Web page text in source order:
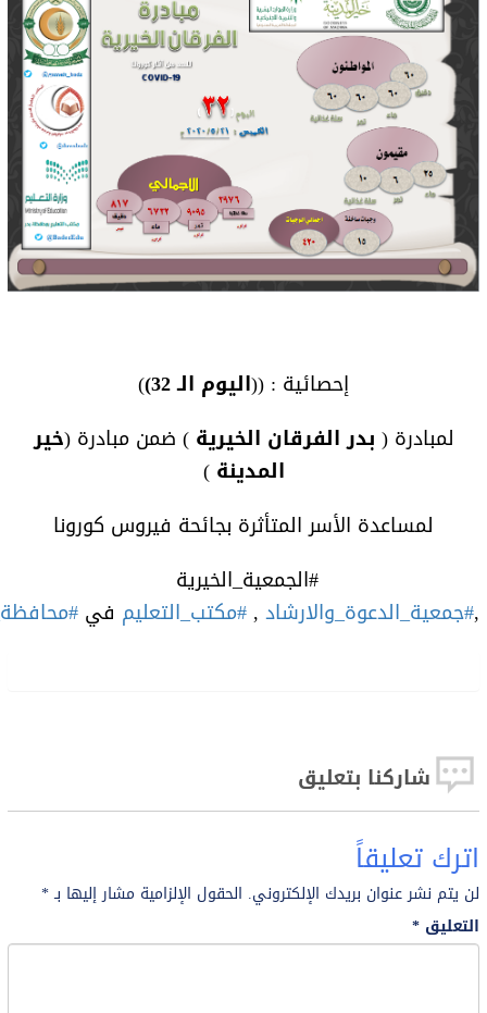
إحصائية : ((اليوم الـ 32)
)
لمبادرة ( بدر الفرقان الخيرية ) ضمن مبادرة (خير
المدينة )
لمساعدة الأسر المتأثرة بجائحة فيروس كورونا
#الجمعية_الخيرية
,#جمعية_الدعوة_والارشاد ,#مكتب_التعليم في
شاركنا بتعليق
اترك تعليقاً
لن يتم نشر عنوان بريدك الإلكتروني. الحقول الإلزامية مشار إليها بـ*
التعليق *